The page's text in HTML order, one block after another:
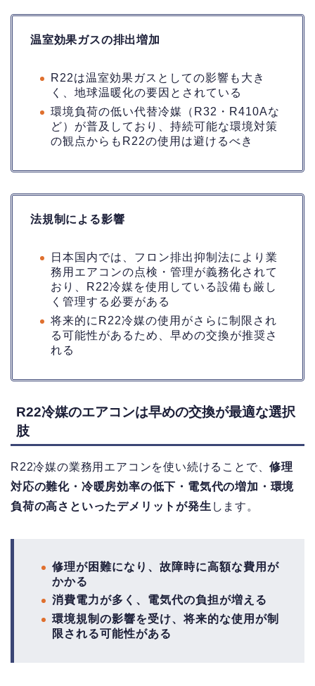
温室効果ガスの排出増加
R22は温室効果ガスとしての影響も大き
く、地球温暖化の要因とされている
環境負荷の低い代替冷媒（R32・R410Aな
ど）が普及しており、持続可能な環境対策
の観点からもR22の使用は避けるべき
法規制による影響
日本国内では、フロン排出抑制法により業
務用エアコンの点検・管理が義務化されて
おり、R22冷媒を使用している設備も厳し
く管理する必要がある
将来的にR22冷媒の使用がさらに制限され
る可能性があるため、早めの交換が推奨さ
れる
R22冷媒のエアコンは早めの交換が最適な選択
肢
R22冷媒の業務用エアコンを使い続けることで、修理
対応の難化・冷暖房効率の低下・電気代の増加・環境
負荷の高さといったデメリットが発生 します。
修理が困難になり、故障時に高額な費用が
かかる
消費電力が多く、電気代の負担が増える
環境規制の影響を受け、将来的な使用が制
限される可能性がある